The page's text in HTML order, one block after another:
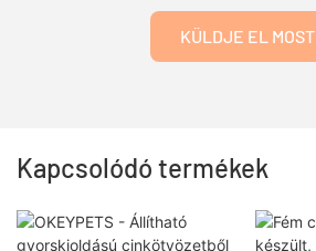
KÜLDJE EL MOST
Kapcsolódó termékek